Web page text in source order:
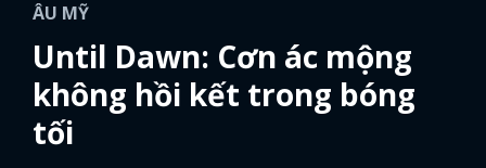
ÂU MỸ
Until Dawn: Cơn ác mộng
không hồi kết trong bóng
tối